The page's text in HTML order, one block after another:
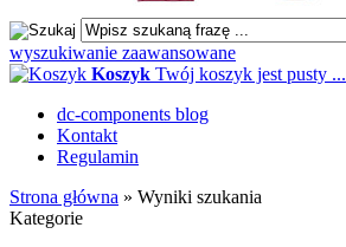
wyszukiwanie zaawansowane
Koszyk Twój koszyk jest pusty ...
dc-components blog
Kontakt
Regulamin
Strona główna » Wyniki szukania
Kategorie